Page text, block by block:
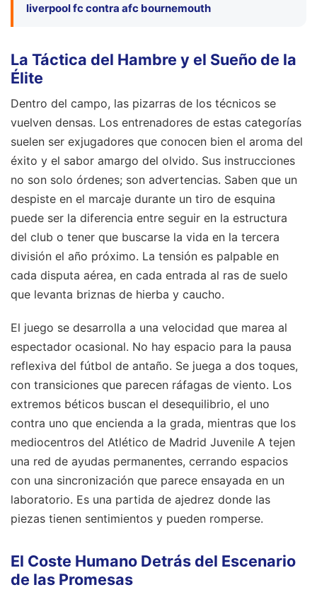
liverpool fc contra afc bournemouth
La Táctica del Hambre y el Sueño de la
Élite
Dentro del campo, las pizarras de los técnicos se
vuelven densas. Los entrenadores de estas categorías
suelen ser exjugadores que conocen bien el aroma del
éxito y el sabor amargo del olvido. Sus instrucciones
no son solo órdenes; son advertencias. Saben que un
despiste en el marcaje durante un tiro de esquina
puede ser la diferencia entre seguir en la estructura
del club o tener que buscarse la vida en la tercera
división el año próximo. La tensión es palpable en
cada disputa aérea, en cada entrada al ras de suelo
que levanta briznas de hierba y caucho.
El juego se desarrolla a una velocidad que marea al
espectador ocasional. No hay espacio para la pausa
reflexiva del fútbol de antaño. Se juega a dos toques,
con transiciones que parecen ráfagas de viento. Los
extremos béticos buscan el desequilibrio, el uno
contra uno que encienda a la grada, mientras que los
mediocentros del Atlético de Madrid Juvenile A tejen
una red de ayudas permanentes, cerrando espacios
con una sincronización que parece ensayada en un
laboratorio. Es una partida de ajedrez donde las
piezas tienen sentimientos y pueden romperse.
El Coste Humano Detrás del Escenario
de las Promesas